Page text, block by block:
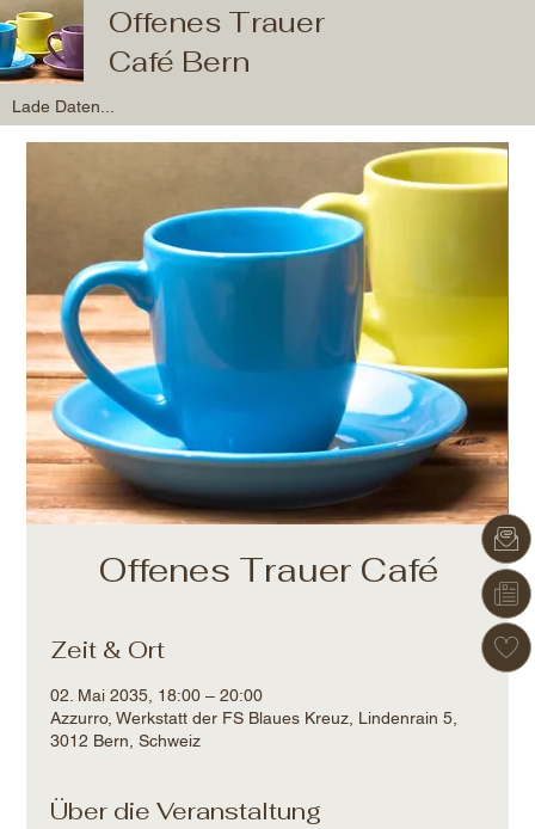
Lade Daten...
Offenes Trauer
Café Bern
Offenes Trauer Café
Zeit & Ort
02. Mai 2035, 18:00 – 20:00
Azzurro, Werkstatt der FS Blaues Kreuz, Lindenrain 5,
3012 Bern, Schweiz
Über die Veranstaltung